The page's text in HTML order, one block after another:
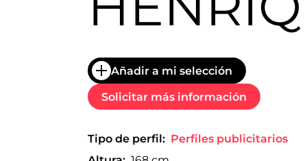
internacional
presentadores.
Añadir a mi selección
Solicitar más información
Tipo de perfil: Perfiles publicitarios